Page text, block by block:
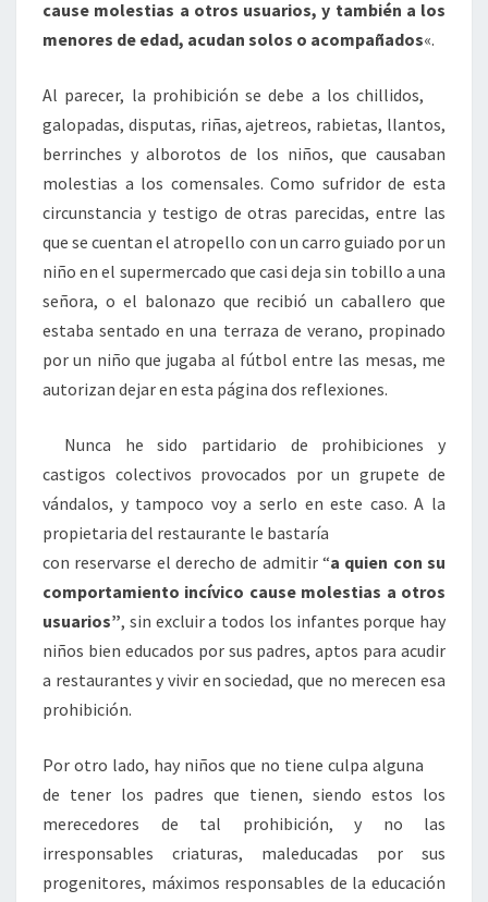
cause molestias a otros usuarios, y también a los
menores de edad, acudan solos o acompañados«.
Al parecer, la prohibición se debe a los chillidos,
galopadas, disputas, riñas, ajetreos, rabietas, llantos,
berrinches y alborotos de los niños, que causaban
molestias a los comensales. Como sufridor de esta
circunstancia y testigo de otras parecidas, entre las
que se cuentan el atropello con un carro guiado por un
niño en el supermercado que casi deja sin tobillo a una
señora, o el balonazo que recibió un caballero que
estaba sentado en una terraza de verano, propinado
por un niño que jugaba al fútbol entre las mesas, me
autorizan dejar en esta página dos reflexiones.
Nunca he sido partidario de prohibiciones y
castigos colectivos provocados por un grupete de
vándalos, y tampoco voy a serlo en este caso. A la
propietaria del restaurante le bastaría
con reservarse el derecho de admitir “a quien con su
comportamiento incívico cause molestias a otros
usuarios”, sin excluir a todos los infantes porque hay
niños bien educados por sus padres, aptos para acudir
a restaurantes y vivir en sociedad, que no merecen esa
prohibición.
Por otro lado, hay niños que no tiene culpa alguna
de tener los padres que tienen, siendo estos los
merecedores de tal prohibición, y no las
irresponsables criaturas, maleducadas por sus
progenitores, máximos responsables de la educación